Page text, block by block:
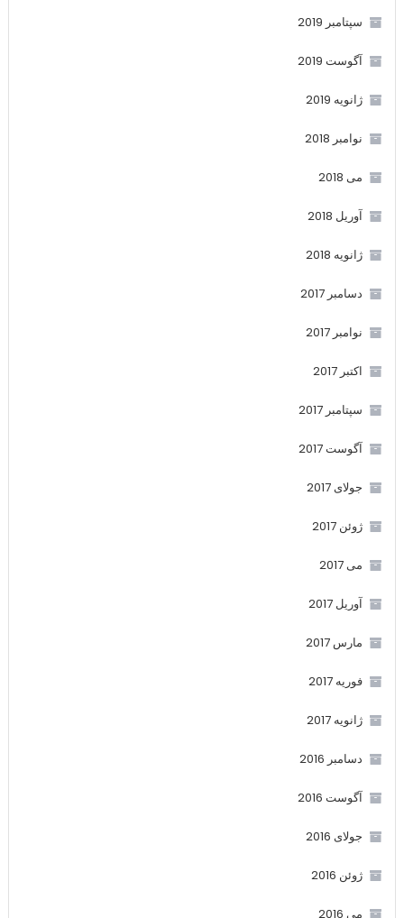
سپتامبر 2019
آگوست 2019
ژانویه 2019
نوامبر 2018
می 2018
آوریل 2018
ژانویه 2018
دسامبر 2017
نوامبر 2017
اکتبر 2017
سپتامبر 2017
آگوست 2017
جولای 2017
ژوئن 2017
می 2017
آوریل 2017
مارس 2017
فوریه 2017
ژانویه 2017
دسامبر 2016
آگوست 2016
جولای 2016
ژوئن 2016
می 2016